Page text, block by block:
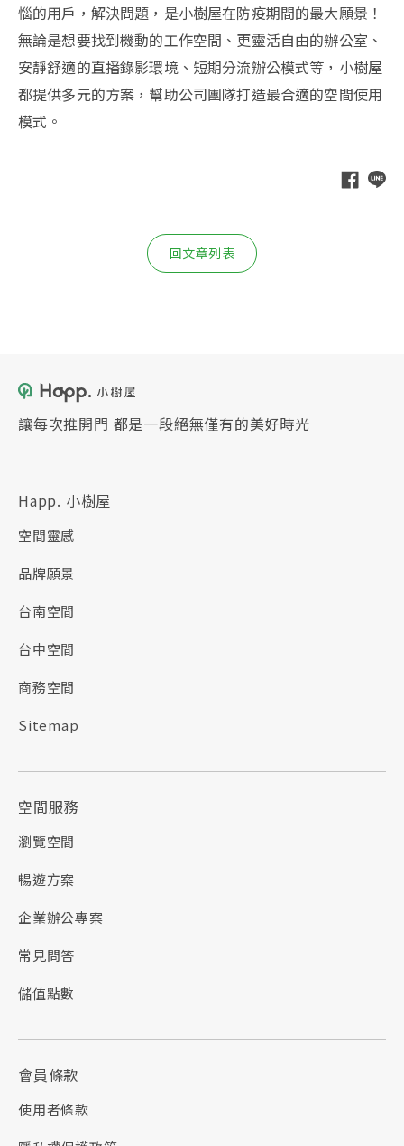
惱的用戶，解決問題，是小樹屋在防疫期間的最大願景！
無論是想要找到機動的工作空間、更靈活自由的辦公室、
安靜舒適的直播錄影環境、短期分流辦公模式等，小樹屋
都提供多元的方案，幫助公司團隊打造最合適的空間使用
模式。
回文章列表
讓每次推開門 都是一段絕無僅有的美好時光
Happ. 小樹屋
空間靈感
品牌願景
台南空間
台中空間
商務空間
Sitemap
空間服務
瀏覽空間
暢遊方案
企業辦公專案
常見問答
儲值點數
會員條款
使用者條款